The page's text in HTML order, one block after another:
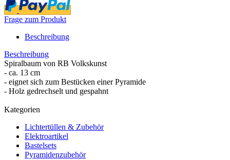
Frage zum Produkt
Beschreibung
Beschreibung
Spiralbaum von RB Volkskunst
- ca. 13 cm
- eignet sich zum Bestücken einer Pyramide
- Holz gedrechselt und gespahnt
Kategorien
Lichtertüllen & Zubehör
Elektroartikel
Bastelsets
Pyramidenzubehör